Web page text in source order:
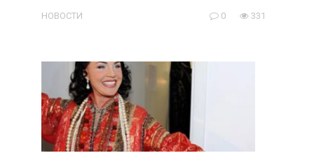
НОВОСТИ 0 331